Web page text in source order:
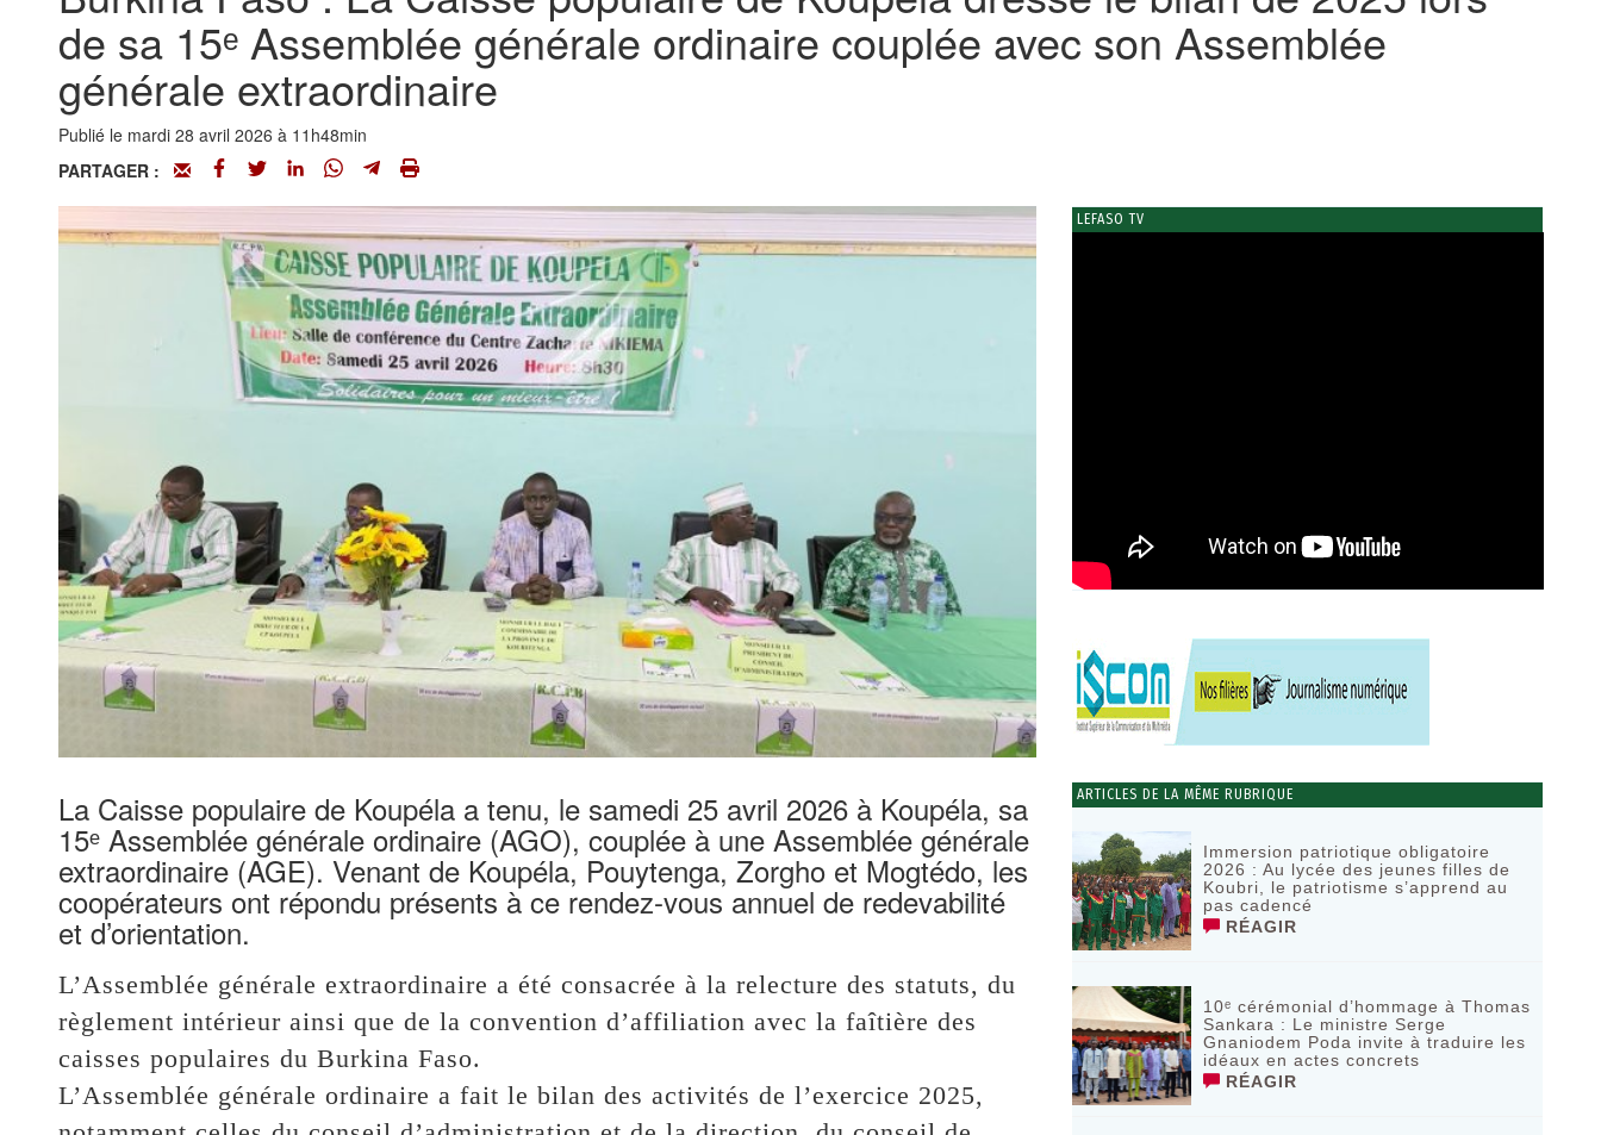
de sa 15ᵉ Assemblée générale ordinaire couplée avec son Assemblée
générale extraordinaire
Publié le mardi 28 avril 2026 à 11h48min
PARTAGER :
La Caisse populaire de Koupéla a tenu, le samedi 25 avril 2026 à Koupéla, sa
15ᵉ Assemblée générale ordinaire (AGO), couplée à une Assemblée générale
extraordinaire (AGE). Venant de Koupéla, Pouytenga, Zorgho et Mogtédo, les
coopérateurs ont répondu présents à ce rendez-vous annuel de redevabilité
et d’orientation.
L’Assemblée générale extraordinaire a été consacrée à la relecture des statuts, du
règlement intérieur ainsi que de la convention d’affiliation avec la faîtière des
caisses populaires du Burkina Faso.
L’Assemblée générale ordinaire a fait le bilan des activités de l’exercice 2025,
LEFASO TV
ARTICLES DE LA MÊME RUBRIQUE
Immersion patriotique obligatoire
2026 : Au lycée des jeunes filles de
Koubri, le patriotisme s’apprend au
pas cadencé
RÉAGIR
10ᵉ cérémonial d’hommage à Thomas
Sankara : Le ministre Serge
Gnaniodem Poda invite à traduire les
idéaux en actes concrets
RÉAGIR